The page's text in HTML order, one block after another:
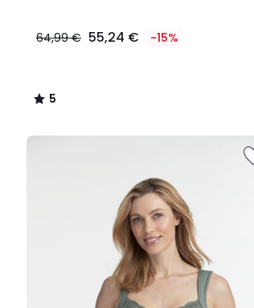
64,99 € 55,24 € -15%
5
/